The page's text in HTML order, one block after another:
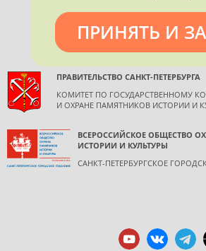
ПРАВИТЕЛЬСТВО САНКТ-ПЕТЕРБУРГА
КОМИТЕТ ПО ГОСУДАРСТВЕННОМУ
И ОХРАНЕ ПАМЯТНИКОВ ИСТОРИИ И
ВСЕРОССИЙСКОЕ ОБЩЕСТВО
ИСТОРИИ И КУЛЬТУРЫ
САНКТ-ПЕТЕРБУРГСКОЕ
ПРИНЯТЬ И